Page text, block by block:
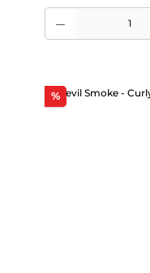
Produkt Anzahl: Gib
%Rabatt